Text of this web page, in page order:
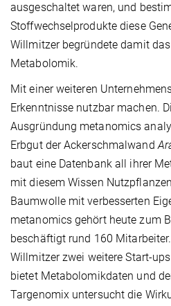
ausgeschaltet waren, und
Stoffwechselprodukte diese
Willmitzer begründete damit
Metabolomik.
Mit einer weiteren
Erkenntnisse nutzbar machen.
Ausgründung metanomics
Erbgut der Ackerschmalwand
baut eine Datenbank all ihrer
mit diesem Wissen
Baumwolle mit verbesserten
metanomics gehört heute zum
beschäftigt rund 160
Willmitzer zwei weitere Start-
bietet Metabolomikdaten und
Targenomix untersucht die